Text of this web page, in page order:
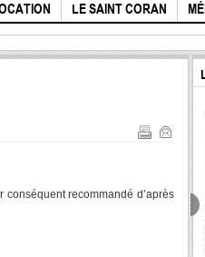
LE SAINT CORAN
conséquent recommandé d’après
refugies musulmans